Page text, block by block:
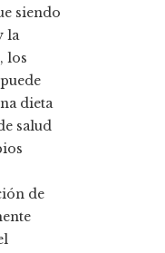
siendo
la
los
dieta
salud
de